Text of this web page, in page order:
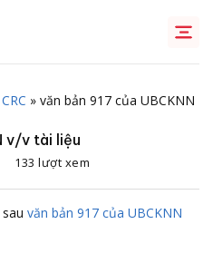
» văn bản 917 của UBCKNN
v/v tài liệu
133 lượt xem
văn bản 917 của UBCKNN